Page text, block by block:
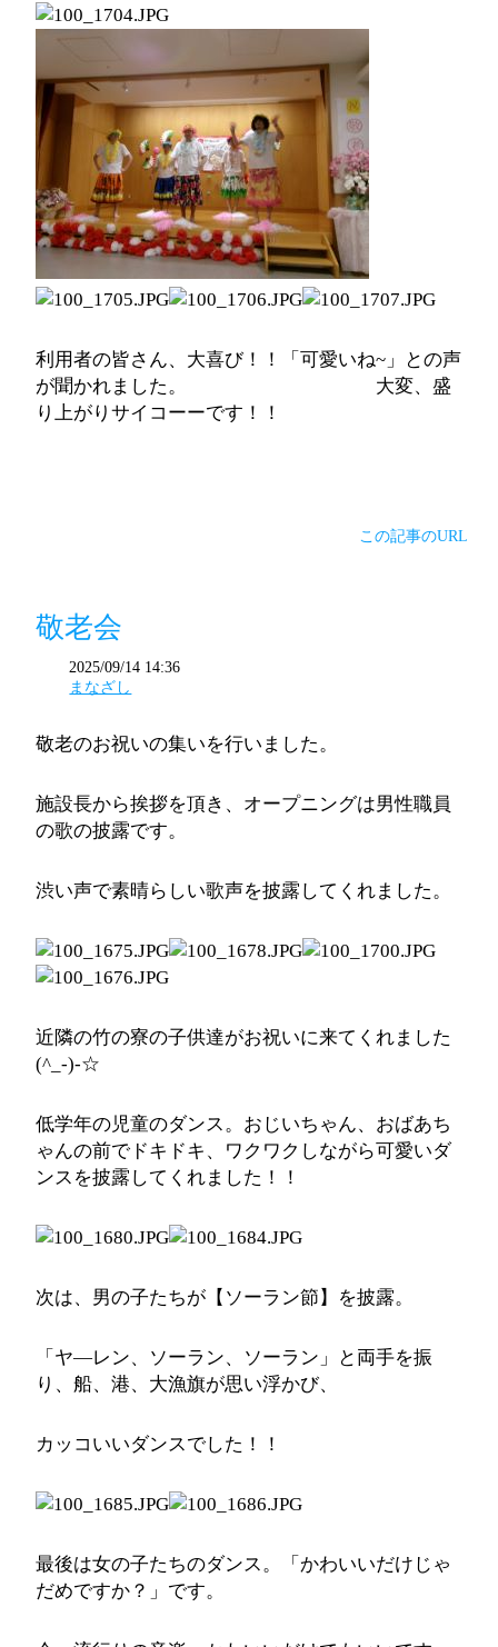
利用者の皆さん、大喜び！！「可愛いね~」との声
が聞かれました。 大変、盛
り上がりサイコーーです！！
この記事のURL
敬老会
2025/09/14 14:36
まなざし
敬老のお祝いの集いを行いました。
施設長から挨拶を頂き、オープニングは男性職員
の歌の披露です。
渋い声で素晴らしい歌声を披露してくれました。
近隣の竹の寮の子供達がお祝いに来てくれました
(^_-)-☆
低学年の児童のダンス。おじいちゃん、おばあち
ゃんの前でドキドキ、ワクワクしながら可愛いダ
ンスを披露してくれました！！
次は、男の子たちが【ソーラン節】を披露。
「ヤ―レン、ソーラン、ソーラン」と両手を振
り、船、港、大漁旗が思い浮かび、
カッコいいダンスでした！！
最後は女の子たちのダンス。「かわいいだけじゃ
だめですか？」です。